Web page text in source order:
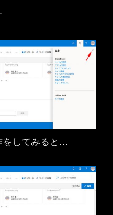
をしてみると…